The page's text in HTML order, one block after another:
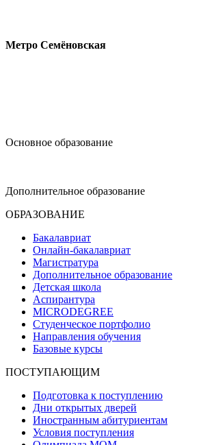
Метро Семёновская
Основное образование
Дополнительное образование
ОБРАЗОВАНИЕ
Бакалавриат
Онлайн-бакалавриат
Магистратура
Дополнительное образование
Детская школа
Аспирантура
MICRODEGREE
Студенческое портфолио
Направления обучения
Базовые курсы
ПОСТУПАЮЩИМ
Подготовка к поступлению
Дни открытых дверей
Иностранным абитуриентам
Условия поступления